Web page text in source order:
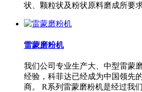
状、颗粒状及粉状原料磨成所要
雷蒙磨粉机
我们公司专业生产大、中型雷蒙
经验，科菲达已经成为中国领先
商。 R系列雷蒙磨粉机是经过我